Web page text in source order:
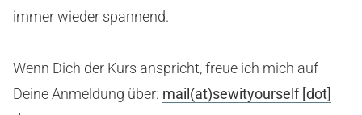
immer wieder spannend.
Wenn Dich der Kurs anspricht, freue ich mich auf
Deine Anmeldung über: mail(at)sewityourself [dot]